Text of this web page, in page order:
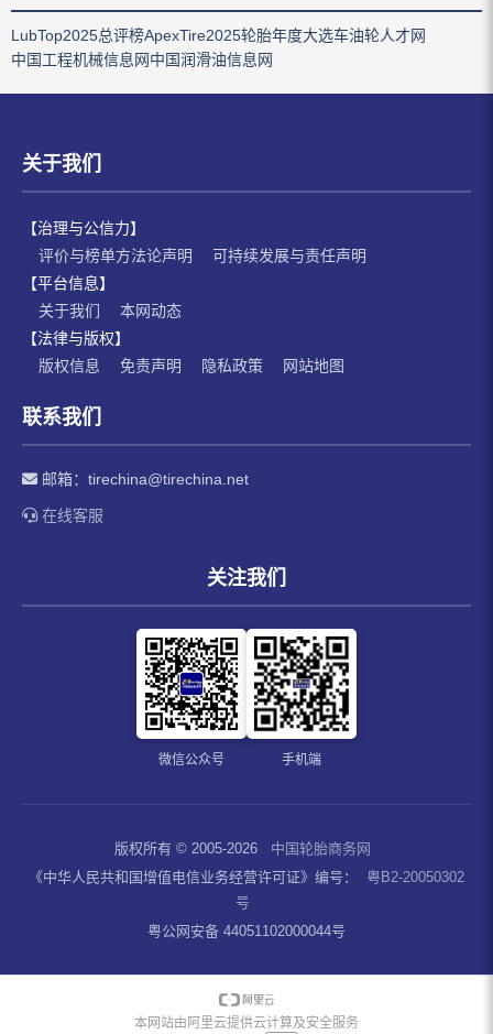
LubTop2025总评榜ApexTire2025轮胎年度大选车油轮人才网
中国工程机械信息网中国润滑油信息网
关于我们
【治理与公信力】
评价与榜单方法论声明
可持续发展与责任声明
【平台信息】
关于我们
本网动态
【法律与版权】
版权信息
免责声明 隐私政策 网站地图
联系我们
邮箱： tirechina@tirechina.net
在线客服
关注我们
微信公众号 手机端
版权所有 © 2005-2026
中国轮胎商务网
《中华人民共和国增值电信业务经营许可证》编号：
粤B2-20050302
号
粤公网安备 44051102000044号
本网站由阿里云提供云计算及安全服务